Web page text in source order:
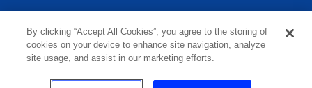
By clicking “Accept All Cookies”, you agree to the storing of
cookies on your device to enhance site navigation, analyze
site usage, and assist in our marketing efforts.